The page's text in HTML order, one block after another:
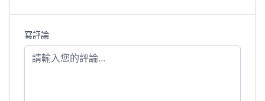
寫評論